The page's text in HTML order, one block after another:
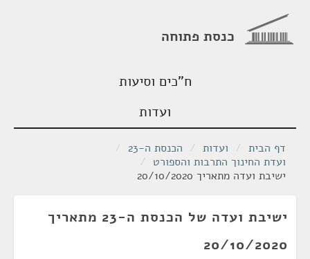
כנסת פתוחה
ח"כים וסיעות
ועדות
דף הבית / ועדות / הכנסת ה-23
/
ועדת החינוך התרבות והספורט /
ישיבת ועדה מתאריך 20/10/2020
ישיבת ועדה של הכנסת ה-23 מתאריך
20/10/2020